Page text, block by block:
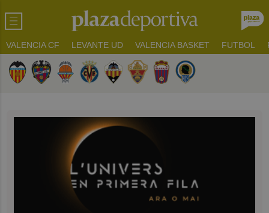
VALENCIA CF LEVANTE UD VALENCIA BASKET FUTBOL